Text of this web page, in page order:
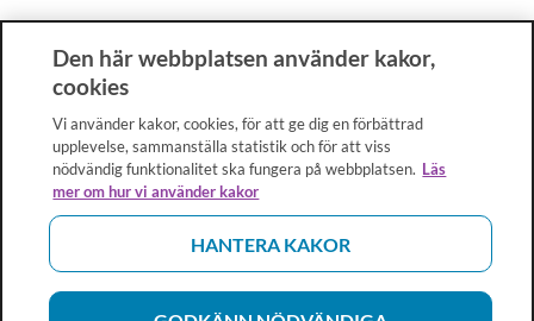
Den här webbplatsen använder kakor,
cookies
Vi använder kakor, cookies, för att ge dig en förbättrad
upplevelse, sammanställa statistik och för att viss
nödvändig funktionalitet ska fungera på webbplatsen. Läs
mer om hur vi använder kakor
HANTERA KAKOR